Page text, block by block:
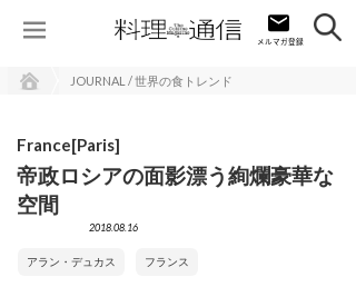
JOURNAL / 世界の食トレンド
France[Paris]
帝政ロシアの面影漂う絢爛豪華な
空間
2018.08.16
アラン・デュカス フランス